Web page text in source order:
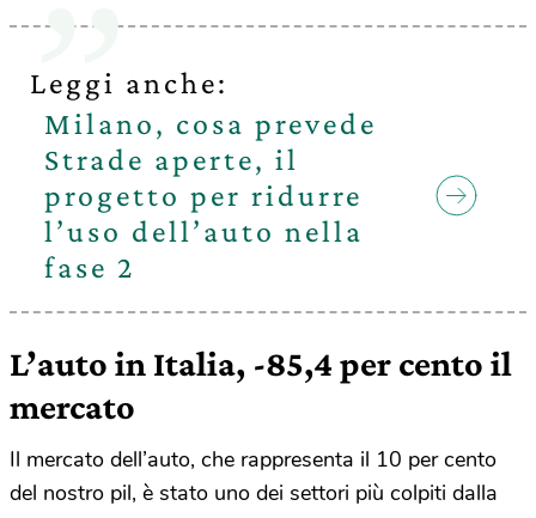
Leggi anche:
Milano, cosa prevede
Strade aperte, il
progetto per ridurre
l’uso dell’auto nella
fase 2
L’auto in Italia, -85,4 per cento il
mercato
Il mercato dell’auto, che rappresenta il 10 per cento
del nostro pil, è stato uno dei settori più colpiti dalla